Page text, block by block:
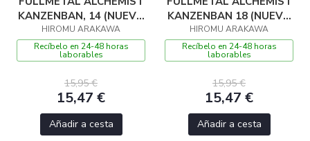
KANZENBAN, 14 (NUEVO
PVP)
HIROMU ARAKAWA
Recíbelo en 24-48 horas
laborables
15,95 €
15,47 €
Añadir a cesta
KANZENBAN 18 (NUEVO
PVP)
HIROMU ARAKAWA
Recíbelo en 24-48 horas
laborables
15,95 €
15,47 €
Añadir a cesta